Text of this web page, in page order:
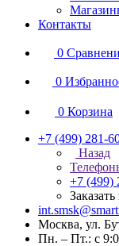
Контакты
0
0
0 Корзина
+7 (499) 281-
Назад
+7 (499)
Москва, ул.
Пн. – Пт.: с